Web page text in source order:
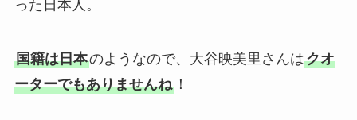
った日本人。
国籍は日本のようなので、大谷映美里さんはクオ
ーターでもありませんね！